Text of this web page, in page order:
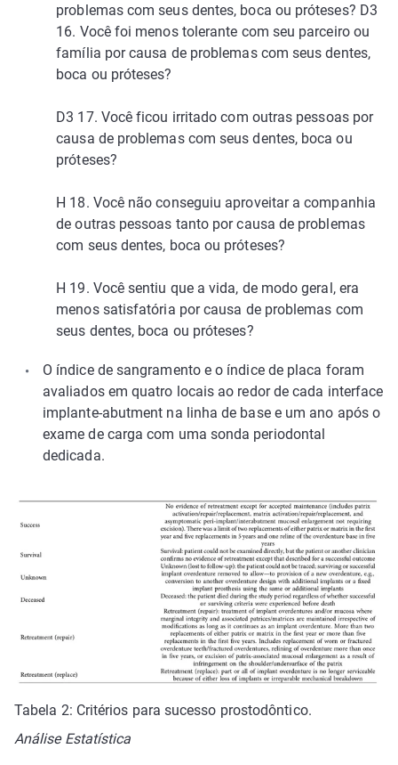
problemas com seus dentes, boca ou próteses? D3
16. Você foi menos tolerante com seu parceiro ou
família por causa de problemas com seus dentes,
boca ou próteses?
D3 17. Você ficou irritado com outras pessoas por
causa de problemas com seus dentes, boca ou
próteses?
H 18. Você não conseguiu aproveitar a companhia
de outras pessoas tanto por causa de problemas
com seus dentes, boca ou próteses?
H 19. Você sentiu que a vida, de modo geral, era
menos satisfatória por causa de problemas com
seus dentes, boca ou próteses?
O índice de sangramento e o índice de placa foram
avaliados em quatro locais ao redor de cada interface
implante-abutment na linha de base e um ano após o
exame de carga com uma sonda periodontal
dedicada.
Tabela 2: Critérios para sucesso prostodôntico.
Análise Estatística